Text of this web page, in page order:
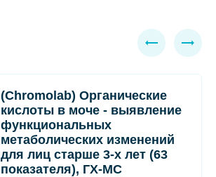
(Chromolab) Органические
кислоты в моче - выявление
функциональных
метаболических изменений
для лиц старше 3-х лет (63
показателя), ГХ-МС